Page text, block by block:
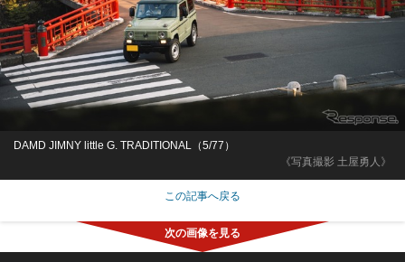
《写真撮影 土屋勇人》
DAMD JIMNY little G. TRADITIONAL（5/77）
この記事へ戻る